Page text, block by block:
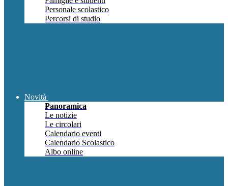
Personale scolastico
Percorsi di studio
Novità
Panoramica
Le notizie
Le circolari
Calendario eventi
Calendario Scolastico
Albo online